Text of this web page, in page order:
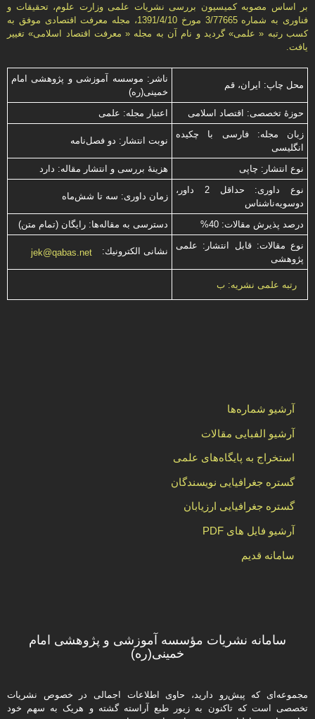
بر اساس مصوبه کمیسیون بررسی نشریات علمی وزارت علوم، تحقیقات و
فناوری به شماره 3/77665 مورخ 1391/4/10، مجله معرفت اقتصادی موفق به
کسب رتبه « علمی» گردید و نام آن به مجله « معرفت اقتصاد اسلامی» تغییر
یافت.
محل چاپ: ایران، قم
ناشر: موسسه آموزشی و پژوهشی امام
خمینی(ره)
حوزۀ تخصصی: اقتصاد اسلامی
اعتبار مجله: علمی
زبان مجله: فارسی با چكیده
انگلیسی
نوبت انتشار: دو فصل‌نامه
نوع انتشار: چاپی
هزینۀ بررسی و انتشار مقاله: دارد
نوع داوری: حداقل 2 داور،
دوسویه‌ناشناس
زمان داوری: سه تا شش‌ماه
درصد پذیرش مقالات: 40%
دسترسی به مقاله‌ها: رایگان (تمام متن)
نوع مقالات: قابل انتشار: علمی
پژوهشی
نشانی الكترونیك: jek@qabas.net
رتبه علمی نشریه: ب
آرشیو شماره‌ها
آرشیو الفبایی مقالات
استخراج به پایگاه‌های علمی
گستره جغرافیایی نویسندگان
گستره جغرافیایی ارزیابان
آرشیو فایل های PDF
سامانه قدیم
سامانه نشریات مؤسسه آموزشی و پژوهشی امام
خمینی(ره)
مجموعه‌ای که پیش‌رو دارید،‌ حاوی اطلاعات اجمالی در خصوص نشریات
تخصصی است که تاکنون به زیور طبع آراسته گشته و هریک به سهم خود